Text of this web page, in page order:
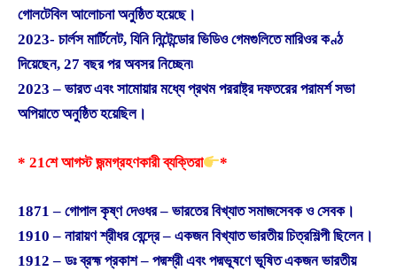
গোলটেবিল আলোচনা অনুষ্ঠিত হয়েছে।
2023- চার্লস মার্টিনেট, যিনি নিন্টেন্ডোর ভিডিও গেমগুলিতে মারিওর কণ্ঠ
দিয়েছেন, 27 বছর পর অবসর নিচ্ছেন৷
2023 – ভারত এবং সামোয়ার মধ্যে প্রথম পররাষ্ট্র দফতরের পরামর্শ সভা
অপিয়াতে অনুষ্ঠিত হয়েছিল।
* 21শে আগস্ট জন্মগ্রহণকারী ব্যক্তিরা *
1871 – গোপাল কৃষ্ণ দেওধর – ভারতের বিখ্যাত সমাজসেবক ও সেবক।
1910 – নারায়ণ শ্রীধর বেন্দ্রে – একজন বিখ্যাত ভারতীয় চিত্রশিল্পী ছিলেন।
1912 – ডঃ ব্রহ্ম প্রকাশ – পদ্মশ্রী এবং পদ্মভূষণে ভূষিত একজন ভারতীয়